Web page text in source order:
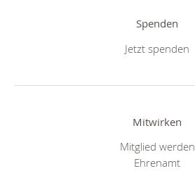
Spenden
Jetzt spenden
Mitwirken
Mitglied werden
Ehrenamt